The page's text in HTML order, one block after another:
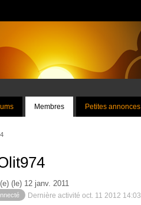
Membres Petites annonces
(le) 12 janv. 2011
Dernière activité oct. 11 2012 14:03